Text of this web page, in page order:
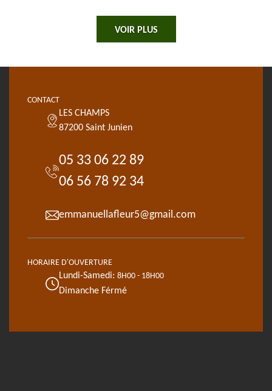
VOIR PLUS
CONTACT
LES CHAMPS
87200 Saint Junien
05 33 06 22 89
06 56 78 92 34
emmanuellafleur5@gmail.com
HORAIRE D'OUVERTURE
Lundi-Samedi: 8H00 - 18H00
Dimanche Férmé